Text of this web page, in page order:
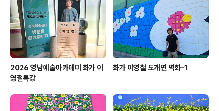
2026 영남예술아카데미 화가 이
영철특강
화가 이영철 도개면 벽화-1